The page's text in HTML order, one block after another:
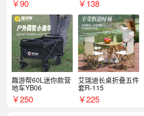
￥90 ￥138
趣游帮60L迷你款营
地车YB06
￥250
艾瑞迪长桌折叠五件
套R-115
￥225